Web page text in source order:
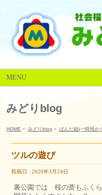
MENU
みどりblog
HOME » みどりblog » ぱんだ組(一時預か
ツルの遊び
投稿日 : 2020年3月24日
裏公園では 桜の蕾もふく